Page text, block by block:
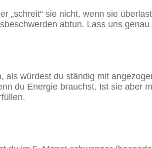
„schreit“ sie nicht, wenn sie
abtun. Lass uns
würdest du ständig mit
du Energie brauchst. Ist sie aber